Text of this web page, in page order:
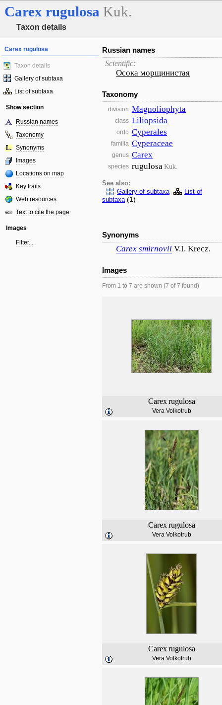
Carex rugulosa Kuk.
Taxon details
Carex rugulosa
Taxon details
Gallery of subtaxa
List of subtaxa
Show section
Russian names
Taxonomy
Synonyms
Images
Locations on map
Key traits
Web resources
Text to cite the page
Images
Filter...
Russian names
Scientific:
Осока морщинистая
Taxonomy
division Magnoliophyta
class Liliopsida
ordo Cyperales
familia Cyperaceae
genus Carex
species rugulosaKuk.
See also:
Gallery of subtaxa
List of
subtaxa (1)
Synonyms
Carex smirnovii V.I. Krecz.
Images
From 1 to 7 are shown (7 of 7 found)
Carex rugulosa
Vera Volkotrub
Carex rugulosa
Vera Volkotrub
Carex rugulosa
Vera Volkotrub